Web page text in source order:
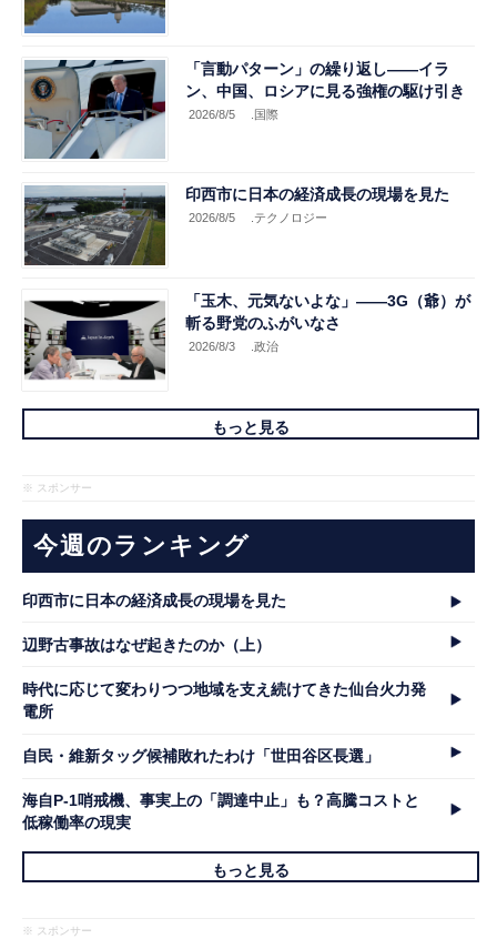
「言動パターン」の繰り返し――イラ
ン、中国、ロシアに見る強権の駆け引き
2026/8/5 .国際
印西市に日本の経済成長の現場を見た
2026/8/5 .テクノロジー
「玉木、元気ないよな」――3G（爺）が
斬る野党のふがいなさ
2026/8/3 .政治
もっと見る
※ スポンサー
今週のランキング
印西市に日本の経済成長の現場を見た
辺野古事故はなぜ起きたのか（上）
時代に応じて変わりつつ地域を支え続けてきた仙台火力発
電所
自民・維新タッグ候補敗れたわけ「世田谷区長選」
海自P-1哨戒機、事実上の「調達中止」も？高騰コストと
低稼働率の現実
もっと見る
※ スポンサー